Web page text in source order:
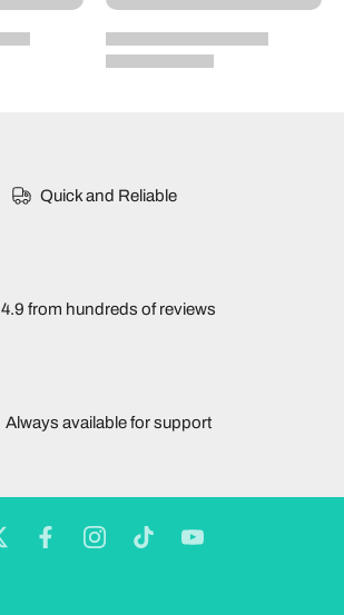
Quick and Reliable
4.9 from hundreds of reviews
Always available for support